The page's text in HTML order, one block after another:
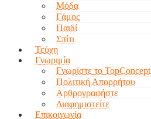
Μόδα
Γάμος
Παιδί
Σπίτι
Τεύχη
Γνωριμία
Γνωρίστε το TopConcept
Πολιτική Απορρήτου
Αρθρογραφήστε
Διαφημιστείτε
Επικοινωνία